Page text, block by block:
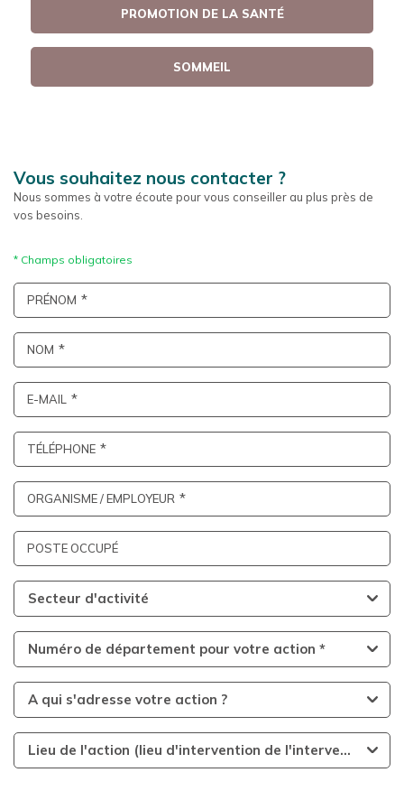
PROMOTION DE LA SANTÉ
SOMMEIL
Vous souhaitez nous contacter ?
Nous sommes à votre écoute pour vous conseiller au plus près de
vos besoins.
PRÉNOM
NOM
E-MAIL
TÉLÉPHONE
ORGANISME / EMPLOYEUR
POSTE OCCUPÉ
Secteur d'activité
Numéro de département pour votre action *
A qui s'adresse votre action ?
Lieu de l'action (lieu d'intervention de l'intervenant)